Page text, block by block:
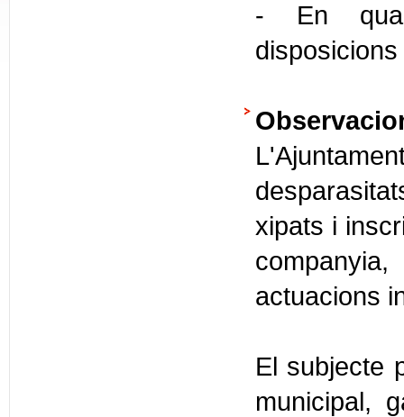
- En
xipats i
actuacions
El subjecte
municipal,